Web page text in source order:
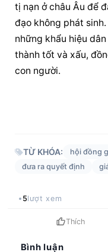
tị nạn ở châu Âu để
đạo không phát
những khẩu hiệu
thành tốt và xấu,
con người.
TỪ KHÓA: hội đồng
đưa ra quyết định
5lượt xem
Thích
Bình luận